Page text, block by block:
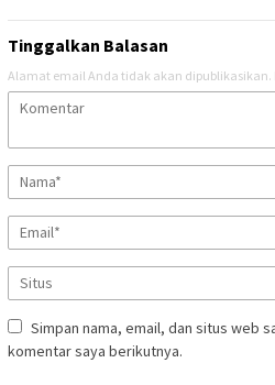
Tinggalkan Balasan
Alamat email Anda tidak akan dipublikasikan.
Simpan nama, email, dan situs web
komentar saya berikutnya.